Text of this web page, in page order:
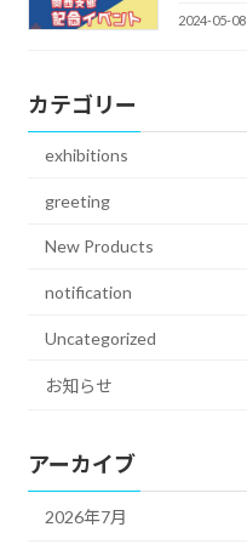
2024-05-08
カテゴリー
exhibitions
greeting
New Products
notification
Uncategorized
お知らせ
アーカイブ
2026年7月